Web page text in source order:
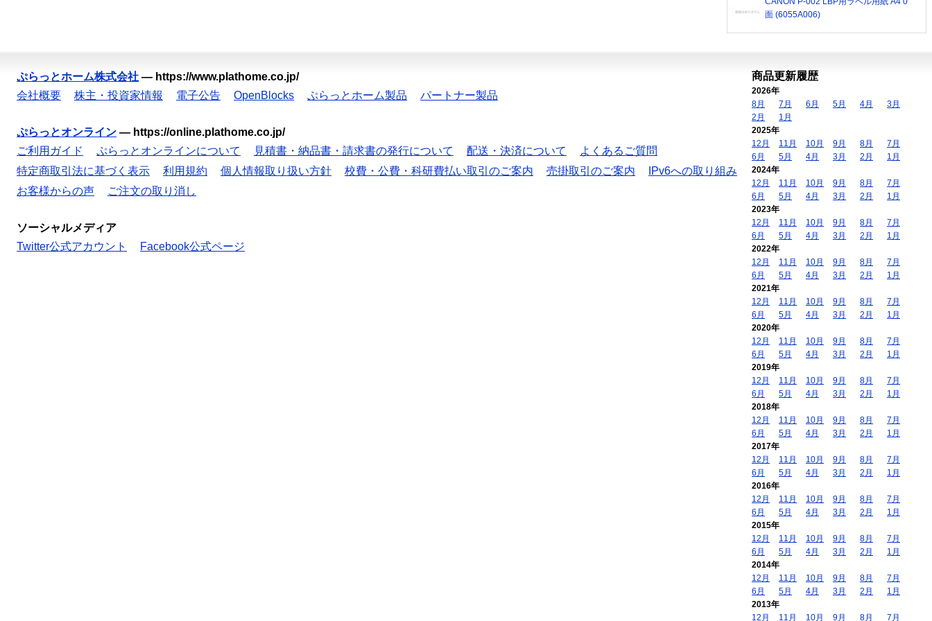
面 (6055A006)
ぷらっとホーム株式会社 — https://www.plathome.co.jp/
会社概要
株主・投資家情報 電子公告 OpenBlocks ぷらっとホーム製品 パートナー製品
ぷらっとオンライン — https://online.plathome.co.jp/
ご利用ガイド
ぷらっとオンラインについて 見積書・納品書・請求書の発行について 配送・決済について
よくあるご質問
特定商取引法に基づく表示
利用規約 個人情報取り扱い方針 校費・公費・科研費払い取引のご案内 売掛取引のご案内
IPv6への取り組み
お客様からの声
ご注文の取り消し
ソーシャルメディア
Twitter公式アカウント
Facebook公式ページ
商品更新履歴
2026年
8月
7月 6月 5月 4月
3月
2月
1月
2025年
12月
11月 10月 9月 8月
7月
6月
5月 4月 3月 2月
1月
2024年
12月
11月 10月 9月 8月
7月
6月
5月 4月 3月 2月
1月
2023年
12月
11月 10月 9月 8月
7月
6月
5月 4月 3月 2月
1月
2022年
12月
11月 10月 9月 8月
7月
6月
5月 4月 3月 2月
1月
2021年
12月
11月 10月 9月 8月
7月
6月
5月 4月 3月 2月
1月
2020年
12月
11月 10月 9月 8月
7月
6月
5月 4月 3月 2月
1月
2019年
12月
11月 10月 9月 8月
7月
6月
5月 4月 3月 2月
1月
2018年
12月
11月 10月 9月 8月
7月
6月
5月 4月 3月 2月
1月
2017年
12月
11月 10月 9月 8月
7月
6月
5月 4月 3月 2月
1月
2016年
12月
11月 10月 9月 8月
7月
6月
5月 4月 3月 2月
1月
2015年
12月
11月 10月 9月 8月
7月
6月
5月 4月 3月 2月
1月
2014年
12月
11月 10月 9月 8月
7月
6月
5月 4月 3月 2月
1月
2013年
12月
11月 10月 9月 8月 7月